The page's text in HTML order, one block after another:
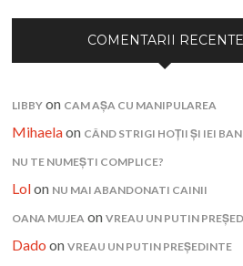
COMENTARII RECENTE
LIBBY on CAM AȘA CU MANIPULAREA
Mihaelaon CÂND STRIGI HOȚII ȘI IEI
NU TE NUMEȘTI COMPLICE?
Lolon NU MAI ABANDONATI CAINII
OANA MUJEA onVREAU UN PUTIN
Dado onVREAU UN PUTIN PREȘEDINTE